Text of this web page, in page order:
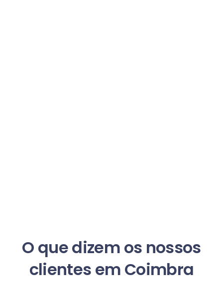
O que dizem os nossos
clientes em Coimbra